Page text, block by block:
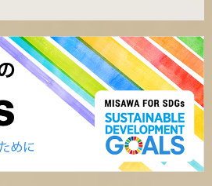
まいをご検討の方
った建築実例、注目の最新情報など、
デジタルラウンジです。
て
賃貸経営
価値をデザインし、持続可能な未来志
きます。
ン
リフォーム工事ご契約者さまとミサワ
ョンサイト。お得・便利・安心なコン
の大切なお知らせなど配信していま